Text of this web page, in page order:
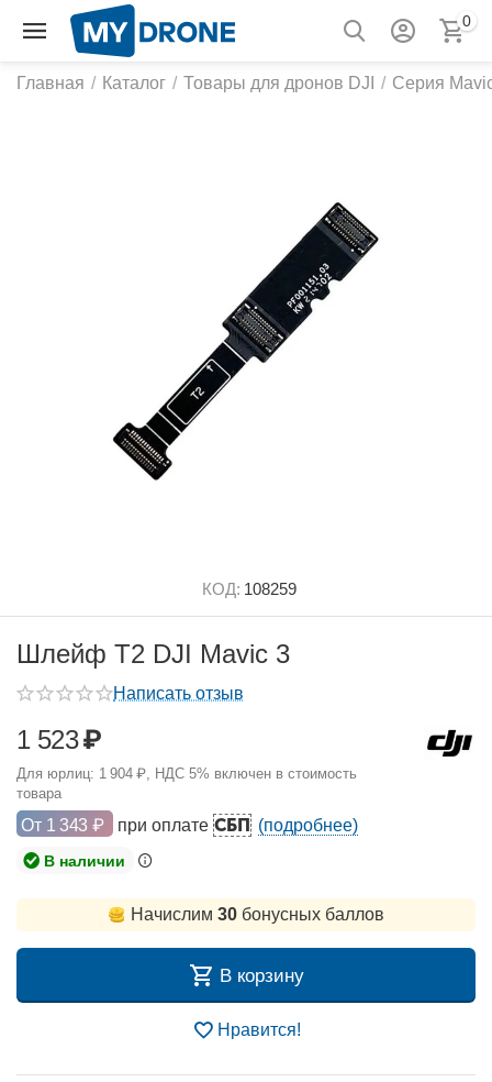
0
Главная / Каталог / Товары для дронов DJI / Серия
КОД: 108259
Шлейф T2 DJI Mavic 3
Написать отзыв
1 523₽
Для юрлиц: 1 904 ₽, НДС 5% включен в стоимость
товара
От 1 343 ₽ при оплате СБП (подробнее)
В наличии
Начислим 30бонусных баллов
В корзину
Нравится!